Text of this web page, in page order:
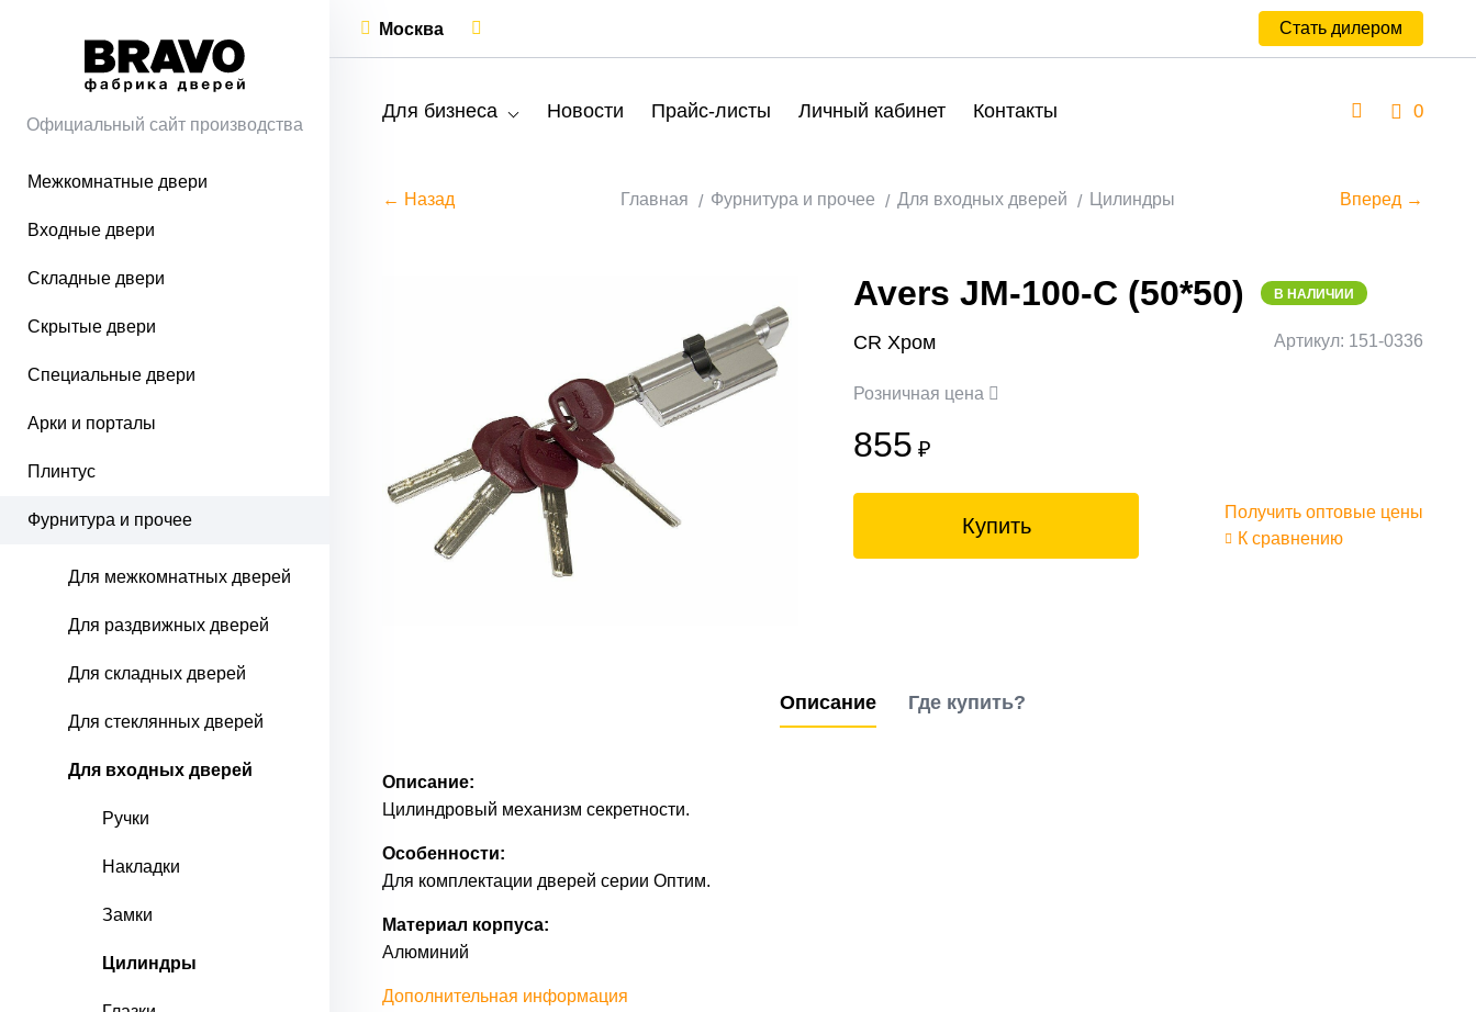
Официальный сайт производства
Межкомнатные двери
Входные двери
Складные двери
Скрытые двери
Специальные двери
Арки и порталы
Плинтус
Фурнитура и прочее
Для межкомнатных дверей
Для раздвижных дверей
Для складных дверей
Для стеклянных дверей
Для входных дверей
Ручки
Накладки
Замки
Цилиндры
Москва Стать дилером
Для бизнеса Новости Прайс-листы Личный кабинет Контакты 0
← Назад Главная Фурнитура и прочее Для входных дверей Цилиндры Вперед →
Avers JМ-100-С (50*50) В НАЛИЧИИ
CR Хром Артикул: 151-0336
Розничная цена
855 ₽
Купить
Получить оптовые цены
К сравнению
Описание Где купить?
Описание:
Цилиндровый механизм секретности.
Особенности:
Для комплектации дверей серии Оптим.
Материал корпуса:
Алюминий
Дополнительная информация